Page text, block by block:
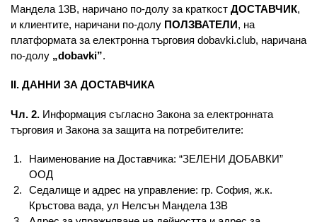
Мандела 13В, наричано по-долу за краткост ДОСТАВЧИК,
и клиентите, наричани по-долу ПОЛЗВАТЕЛИ, на
платформата за електронна търговия dobavki.club, наричана
по-долу „dobavki”.
ІІ. ДАННИ ЗА ДОСТАВЧИКА
Чл. 2. Информация съгласно Закона за електронната
търговия и Закона за защита на потребителите:
Наименование на Доставчика: “ЗЕЛЕНИ ДОБАВКИ”
ООД
Седалище и адрес на управление: гр. София, ж.к.
Кръстова вада, ул Нелсън Мандела 13В